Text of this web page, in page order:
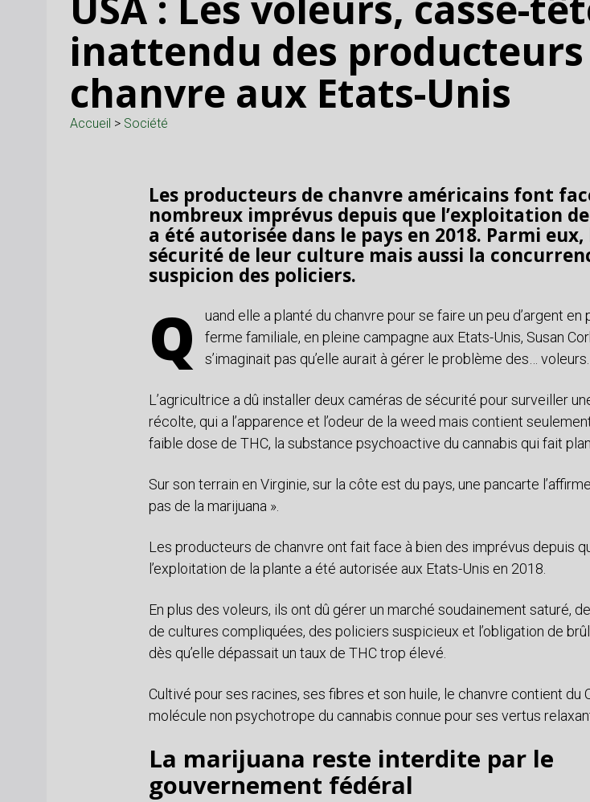
inattendu des producteurs
chanvre aux Etats-Unis
Accueil > Société
Les producteurs de chanvre américains font
nombreux imprévus depuis que l’exploitation
a été autorisée dans le pays en 2018. Parmi eux,
sécurité de leur culture mais aussi la
suspicion des policiers.
Q
uand elle a planté du chanvre pour se faire un peu d’argent en
ferme familiale, en pleine campagne aux Etats-Unis, Susan
s’imaginait pas qu’elle aurait à gérer le problème des… voleurs.
L’agricultrice a dû installer deux caméras de sécurité pour surveiller
récolte, qui a l’apparence et l’odeur de la weed mais contient
faible dose de THC, la substance psychoactive du cannabis qui fait
Sur son terrain en Virginie, sur la côte est du pays, une pancarte
pas de la marijuana ».
Les producteurs de chanvre ont fait face à bien des imprévus depuis
l’exploitation de la plante a été autorisée aux Etats-Unis en 2018.
En plus des voleurs, ils ont dû gérer un marché soudainement saturé,
de cultures compliquées, des policiers suspicieux et l’obligation de
dès qu’elle dépassait un taux de THC trop élevé.
Cultivé pour ses racines, ses fibres et son huile, le chanvre contient du
molécule non psychotrope du cannabis connue pour ses vertus
La marijuana reste interdite par le
gouvernement fédéral